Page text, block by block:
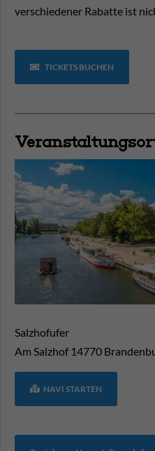
verschiedener Rabatte ist
TICKETS BUCHEN
Salzhofufer
Am Salzhof 14770
NAVI STARTEN